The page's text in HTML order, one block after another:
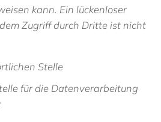
kann. Ein lückenloser
Zugriff durch Dritte ist nicht
Stelle
für die Datenverarbeitung